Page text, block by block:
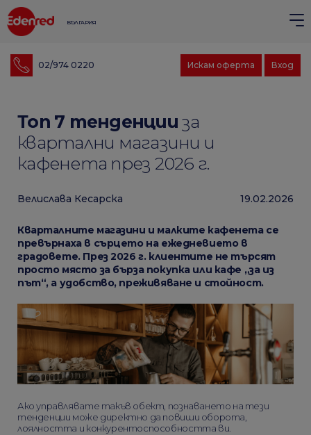
БЪЛГАРИЯ
02/974 0220 Вход
Искам оферта
Топ 7 тенденции за
квартални магазини и
кафенета през 2026 г.
19.02.2026
Велислава Кесарска
Кварталните магазини и малките кафенета се
превърнаха в сърцето на ежедневието в
градовете. През 2026 г. клиентите не търсят
просто място за бърза покупка или кафе „за из
път“, а удобство, преживяване и стойност.
Ако управлявате такъв обект, познаването на тези
тенденции може директно да повиши оборота,
лоялността и конкурентоспособността ви.